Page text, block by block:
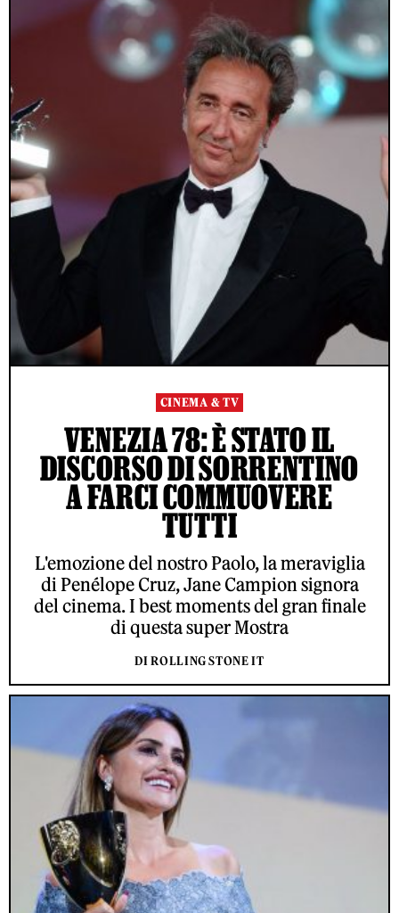
CINEMA & TV
VENEZIA 78: È STATO IL
DISCORSO DI SORRENTINO
A FARCI COMMUOVERE
TUTTI
L'emozione del nostro Paolo, la meraviglia
di Penélope Cruz, Jane Campion signora
del cinema. I best moments del gran finale
di questa super Mostra
DI ROLLING STONE IT